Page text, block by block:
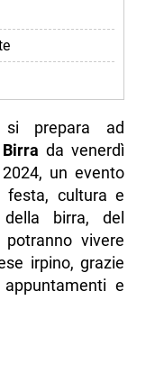
della Birra
prepara ad
da venerdì
un evento
cultura e
birra, del
vivere
irpino, grazie
e